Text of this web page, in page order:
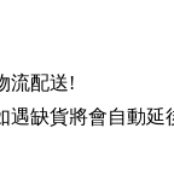
流配送!
遇缺貨將會自動延